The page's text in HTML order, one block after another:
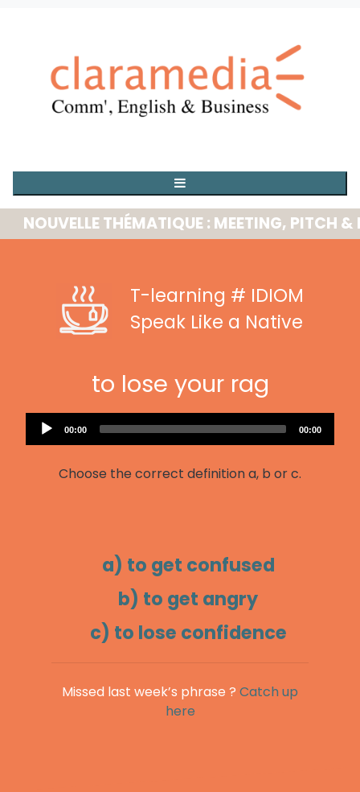
THÉMATIQUE : MEETING, PITCH &
T-learning # IDIOM
Speak Like a Native
to lose your rag
Audio
Player
Current
00:00
Total
00:00
Choose the correct definition a, b or c.
a) to get confused
b) to get angry
c) to lose confidence
Missed last week’s phrase ? Catch up
here